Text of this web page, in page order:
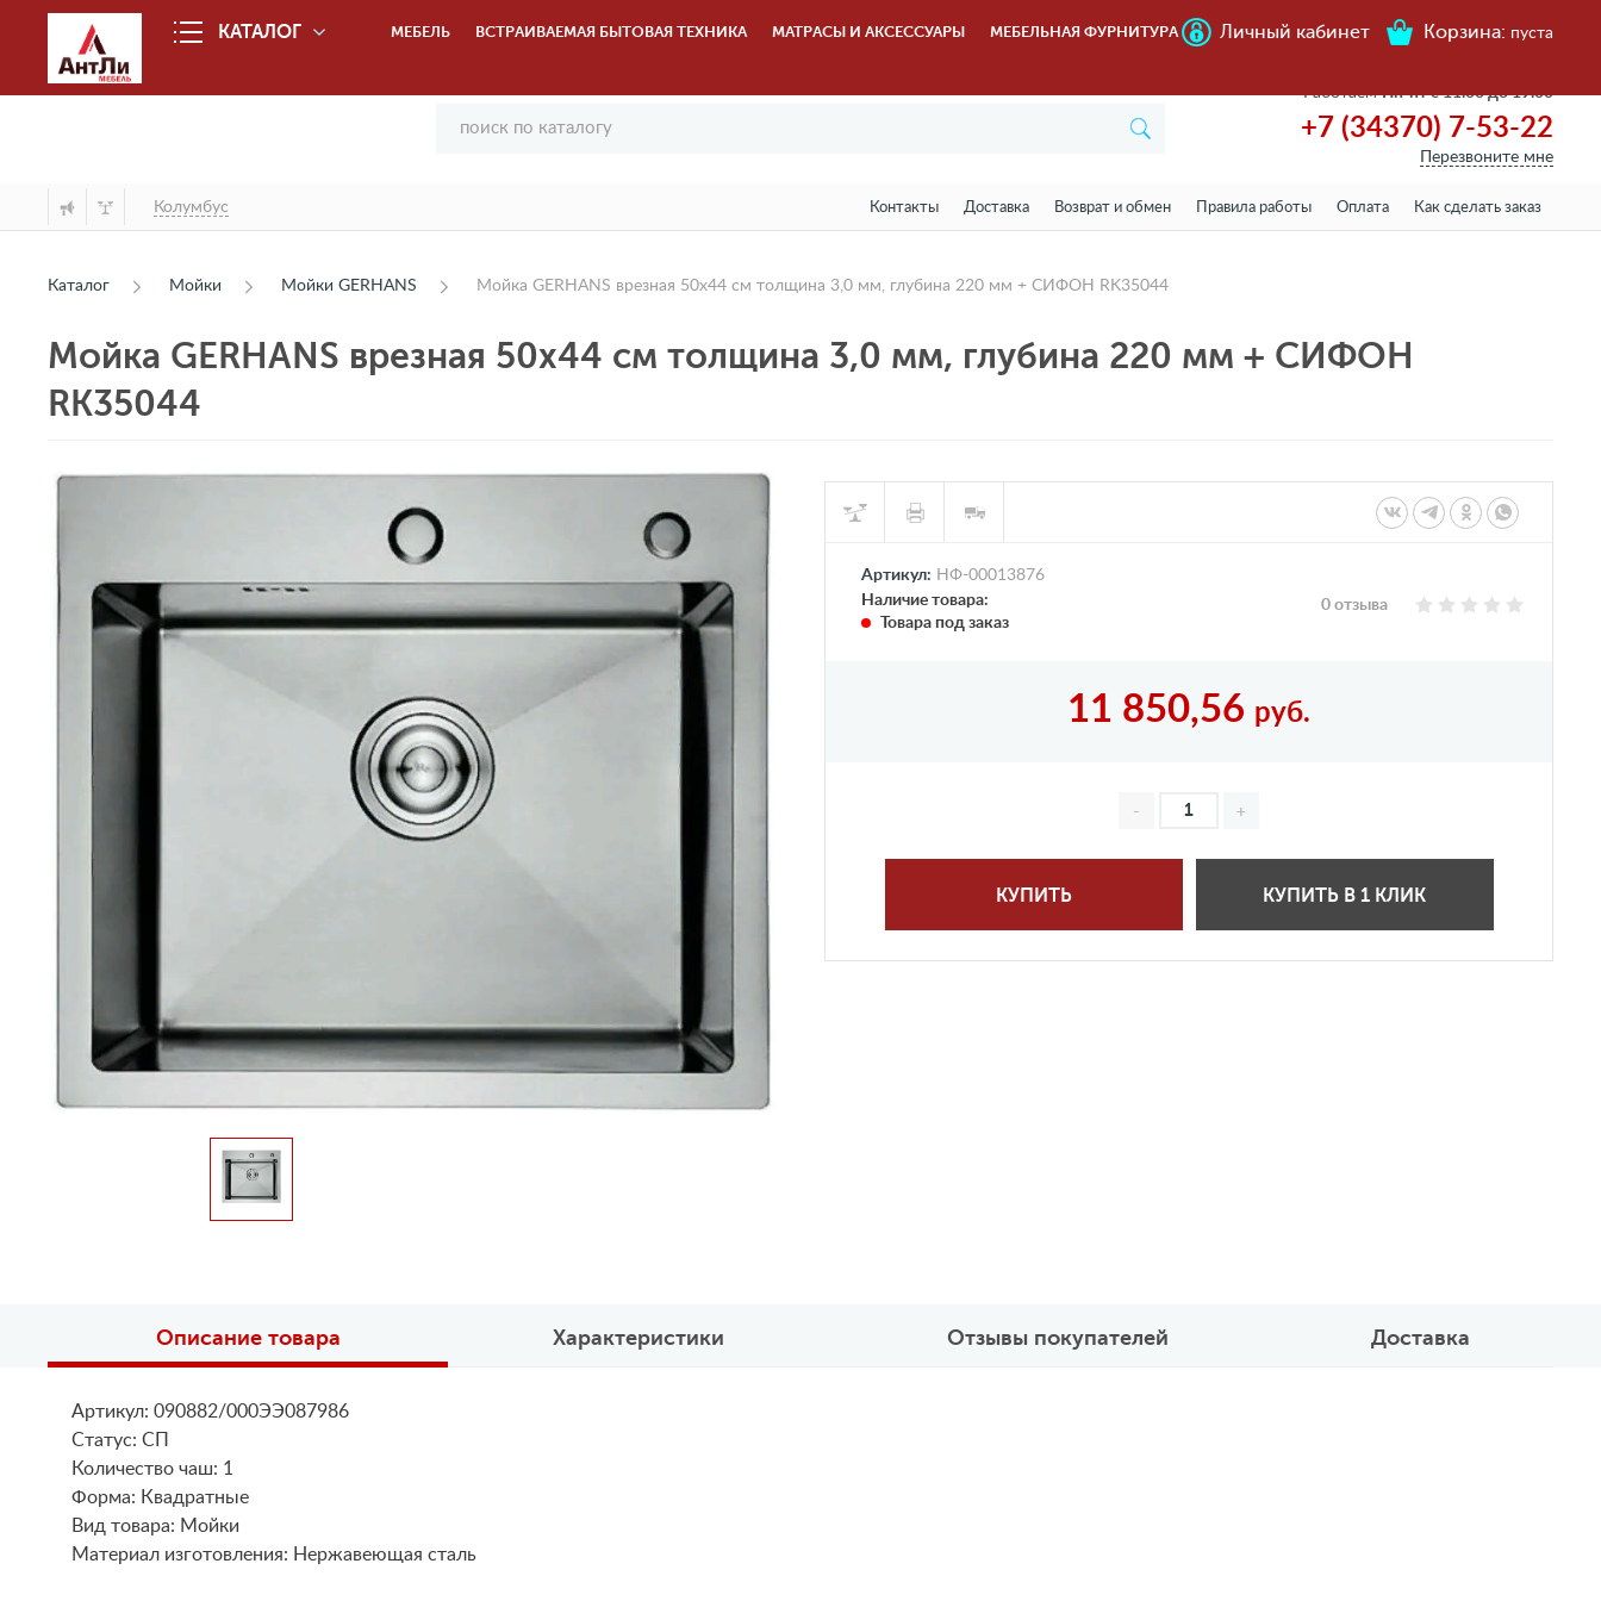
КАТАЛОГ МЕБЕЛЬ ВСТРАИВАЕМАЯ БЫТОВАЯ ТЕХНИКА МАТРАСЫ И АКСЕССУАРЫ МЕБЕЛЬНАЯ ФУРНИТУРА Личный кабинет Корзина: пуста
РаботаемПн-пт с 11.00 до 19.00
+7 (34370) 7-53-22
Перезвоните мне
Колумбус Контакты Доставка Возврат и обмен Правила работы Оплата Как сделать заказ
Каталог Мойки Мойки GERHANS Мойка GERHANS врезная 50х44 см толщина 3,0 мм, глубина 220 мм + CИФОН RK35044
Мойка GERHANS врезная 50х44 см толщина 3,0 мм, глубина 220 мм + CИФОН
RK35044
Артикул: НФ-00013876
Наличие товара:
Товара под заказ
0 отзыва
11 850,56 руб.
КУПИТЬ КУПИТЬ В 1 КЛИК
Описание товара Характеристики Отзывы покупателей Доставка
Артикул: 090882/000ЭЭ087986
Статус: СП
Количество чаш: 1
Форма: Квадратные
Вид товара: Мойки
Материал изготовления: Нержавеющая сталь